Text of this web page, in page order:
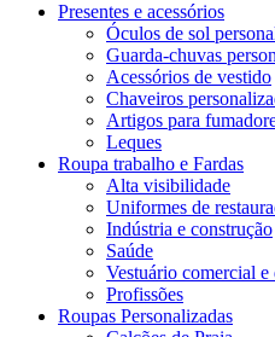
Presentes e acessórios
Óculos de sol
Guarda-chuvas
Acessórios de vestido
Chaveiros
Artigos para
Leques
Roupa trabalho e Fardas
Alta visibilidade
Uniformes de
Indústria e construção
Saúde
Vestuário comercial e
Profissões
Roupas Personalizadas